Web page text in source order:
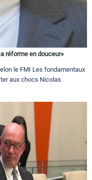
réforme en douceur»
le FMI Les fondamentaux
aux chocs Nicolas